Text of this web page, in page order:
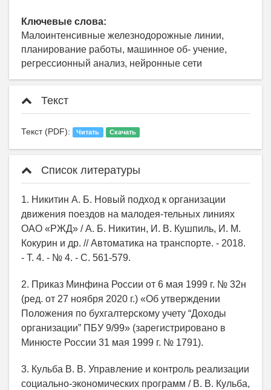
Ключевые слова:
Малоинтенсивные железнодорожные линии,
планирование работы, машинное об- учение,
регрессионный анализ, нейронные сети
Текст
Текст (PDF): Читать Скачать
Список литературы
1. Никитин А. Б. Новый подход к организации
движения поездов на малодея-тельных линиях
ОАО «РЖД» / А. Б. Никитин, И. В. Кушпиль, И. М.
Кокурин и др. // Автоматика на транспорте. - 2018.
- Т. 4. - № 4. - С. 561-579.
2. Приказ Минфина России от 6 мая 1999 г. № 32н
(ред. от 27 ноября 2020 г.) «Об утверждении
Положения по бухгалтерскому учету “Доходы
организации” ПБУ 9/99» (зарегистрировано в
Минюсте России 31 мая 1999 г. № 1791).
3. Кульба В. В. Управление и контроль реализации
социально-экономических программ / В. В. Кульба,